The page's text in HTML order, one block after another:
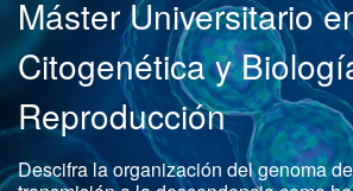
Máster Universitario
Citogenética y
Reproducción
Descifra la organización del genoma